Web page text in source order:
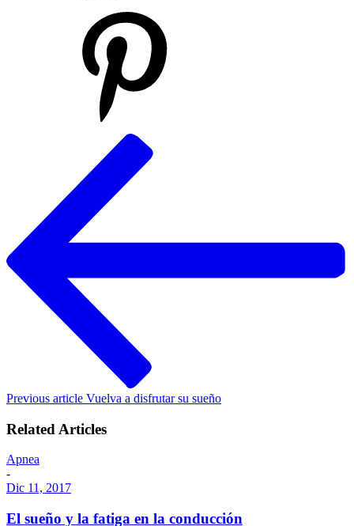
Previous article Vuelva a disfrutar su sueño
Related Articles
Apnea
-
Dic 11, 2017
El sueño y la fatiga en la conducción